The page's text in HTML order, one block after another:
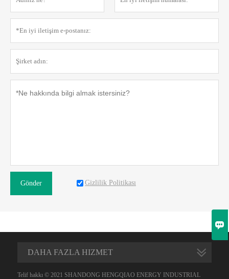
Gönder Gizlilik Politikası
DAHA FAZLA HIZMET
Telif hakkı © 2021 SHANDONG HENGQIAO ENERGY INDUSTRIAL
